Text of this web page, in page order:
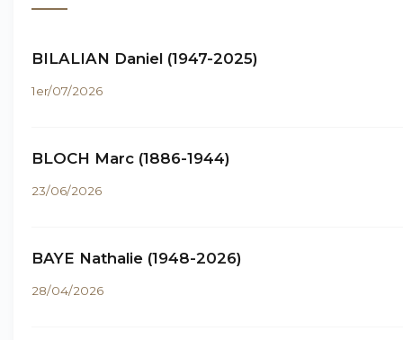
BILALIAN Daniel (1947-2025)
1er/07/2026
BLOCH Marc (1886-1944)
23/06/2026
BAYE Nathalie (1948-2026)
28/04/2026